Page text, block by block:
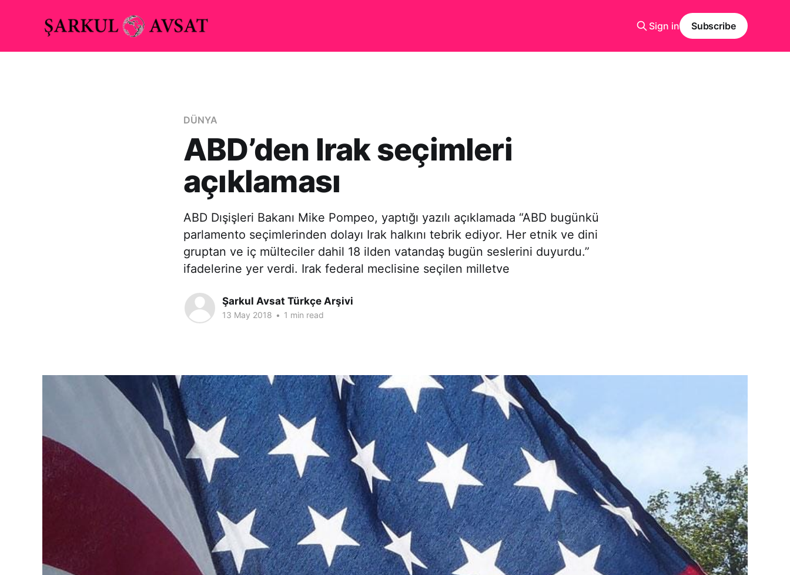
Sign in Subscribe
DÜNYA
ABD’den Irak seçimleri
açıklaması
ABD Dışişleri Bakanı Mike Pompeo, yaptığı yazılı açıklamada “ABD bugünkü
parlamento seçimlerinden dolayı Irak halkını tebrik ediyor. Her etnik ve dini
gruptan ve iç mülteciler dahil 18 ilden vatandaş bugün seslerini duyurdu.”
ifadelerine yer verdi. Irak federal meclisine seçilen milletve
Şarkul Avsat Türkçe Arşivi
13 May 2018 • 1 min read